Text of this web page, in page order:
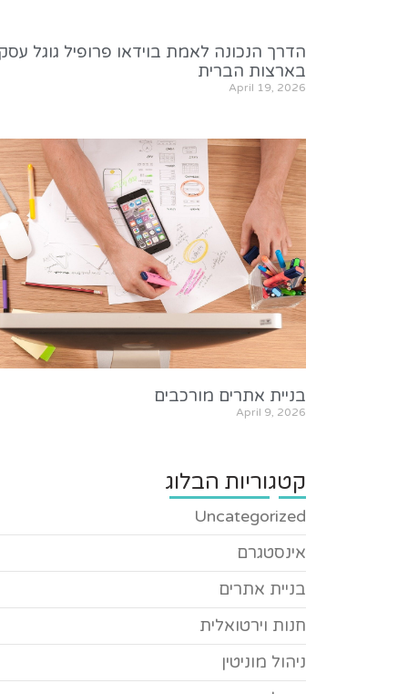
הדרך הנכונה לאמת בוידאו פרופיל גוגל
בארצות הברית
April 19, 2026
בניית אתרים מורכבים
April 9, 2026
קטגוריות הבלוג
Uncategorized
אינסטגרם
בניית אתרים
חנות וירטואלית
ניהול מוניטין